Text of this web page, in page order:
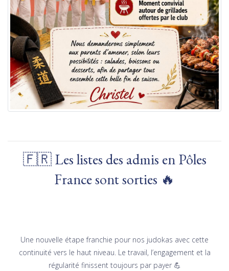
🇫🇷 Les listes des admis en Pôles
France sont sorties 🔥
Une nouvelle étape franchie pour nos judokas avec cette
continuité vers le haut niveau. Le travail, l’engagement et la
régularité finissent toujours par payer 💪